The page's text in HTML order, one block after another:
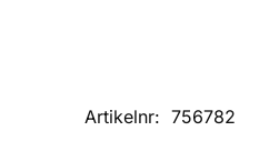
Artikelnr: 756782